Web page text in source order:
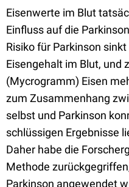
Eisenwerte im Blut
Einfluss auf die
Risiko für Parkinson
Eisengehalt im Blut, und
(Mycrogramm) Eisen
zum Zusammenhang
selbst und Parkinson
schlüssigen Ergebnisse
Daher habe die
Methode
Parkinson angewendet